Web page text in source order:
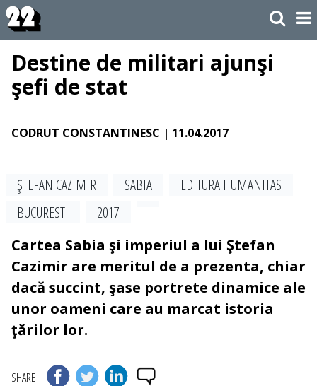
Destine de militari ajunşi
şefi de stat
CODRUT CONSTANTINESC | 11.04.2017
ŞTEFAN CAZIMIR SABIA
EDITURA HUMANITAS
BUCURESTI
2017
Cartea Sabia şi imperiul a lui Ştefan
Cazimir are meritul de a prezenta, chiar
dacă succint, şase portrete dinamice ale
unor oameni care au marcat istoria
ţărilor lor.
SHARE